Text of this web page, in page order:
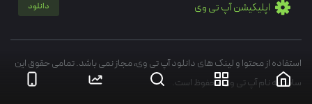
اپلیکیشن آپ تی وی دانلود
استفاده از محتوا و لینک های دانلود آپ تی وی، مجاز نمی باشد. تمامی حقوق این
سایت به نام آپ تی وی محفوظ است.